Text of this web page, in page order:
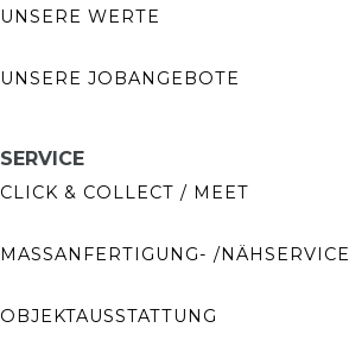
UNSERE WERTE
UNSERE JOBANGEBOTE
SERVICE
CLICK & COLLECT / MEET
MASSANFERTIGUNG- /NÄHSERVICE
OBJEKTAUSSTATTUNG